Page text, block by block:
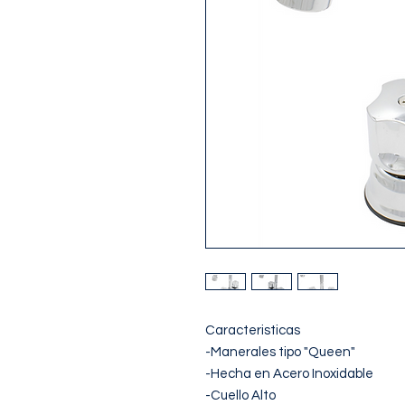
Caracteristicas
-Manerales tipo "Queen"
-Hecha en Acero Inoxidable
-Cuello Alto